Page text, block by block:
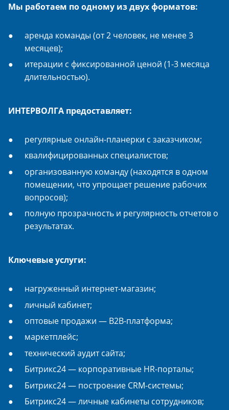
Мы работаем по одному из двух форматов:
аренда команды (от 2 человек, не менее 3
месяцев);
итерации с фиксированной ценой (1-3 месяца
длительностью).
ИНТЕРВОЛГА предоставляет:
регулярные онлайн-планерки с заказчиком;
квалифицированных специалистов;
организованную команду (находятся в одном
помещении, что упрощает решение рабочих
вопросов);
полную прозрачность и регулярность отчетов о
результатах.
Ключевые услуги:
нагруженный интернет-магазин;
личный кабинет;
оптовые продажи — B2B-платформа;
маркетплейс;
технический аудит сайта;
Битрикс24 — корпоративные HR-порталы;
Битрикс24 — построение CRM-системы;
Битрикс24 — личные кабинеты сотрудников;